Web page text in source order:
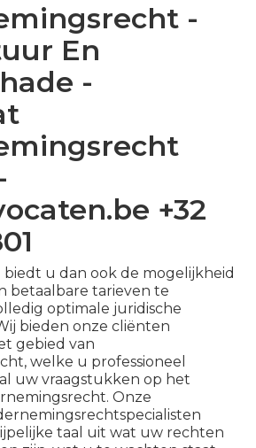
-
En
-
+32
u dan ook de mogelijkheid
betaalbare tarieven te
optimale juridische
bieden onze cliënten
gebied van
welke u professioneel
uw vraagstukken op het
Onze
taal uit wat uw rechten